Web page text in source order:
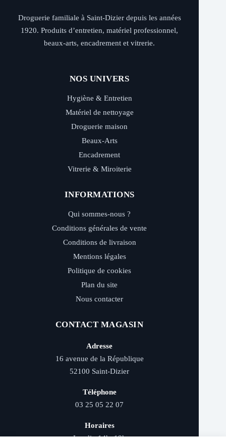
Droguerie familiale à Saint-Dizier depuis les années
1920. Produits d’entretien, matériel professionnel,
beaux-arts, encadrement et vitrerie.
NOS UNIVERS
Hygiène & Entretien
Matériel de nettoyage
Droguerie maison
Beaux-Arts
Encadrement
Vitrerie & Miroiterie
INFORMATIONS
Qui sommes-nous ?
Conditions générales de vente
Conditions de livraison
Mentions légales
Politique de cookies
Plan du site
Nous contacter
CONTACT MAGASIN
Adresse
16 avenue de la République
52100 Saint-Dizier
Téléphone
03 25 05 22 07
Horaires